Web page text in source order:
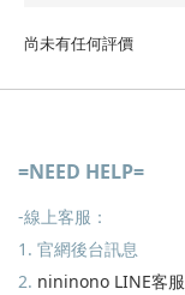
尚未有任何評價
=NEED HELP=
-線上客服：
1. 官網後台訊息
2. nininono LINE客服